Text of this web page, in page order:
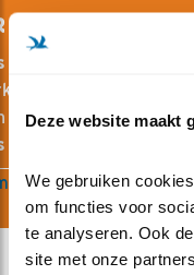
Deze website maakt
We gebruiken
om functies voor
te analyseren. Ook
site met onze
VERHALEN .... IN
verhalen. Een
excursietips en nog